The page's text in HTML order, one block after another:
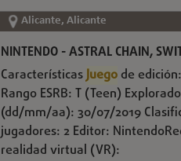
Alicante, Alicante
NINTENDO - ASTRAL CHAIN,
CaracterísticasJuego de
Rango ESRB: T (Teen)
(dd/mm/aa): 30/07/2019
jugadores: 2 Editor:
realidad virtual (VR):